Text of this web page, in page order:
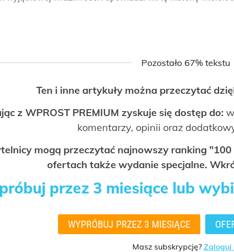
Pozostało 67% tekstu
Ten i inne artykuły można przeczytać
z WPROST PREMIUM zyskuje się dostęp do:
komentarzy, opinii oraz
mogą przeczytać najnowszy ranking
ofertach także wydanie specjalne.
przez 3 miesiące lub
WYPRÓBUJ PRZEZ 3 MIESIĄCE
Masz subskrypcję? Zaloguj